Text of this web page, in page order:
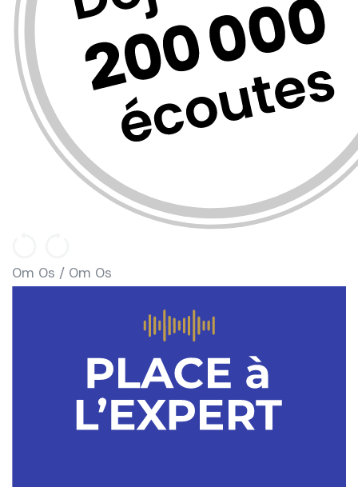
0m 0s / 0m 0s